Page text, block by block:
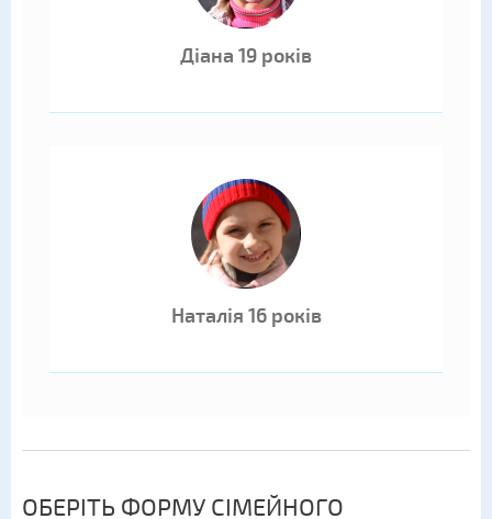
Діана 19 років
Наталія 16 років
ОБЕРІТЬ ФОРМУ СІМЕЙНОГО